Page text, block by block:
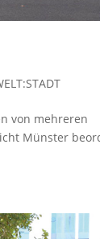
von mehreren
Münster